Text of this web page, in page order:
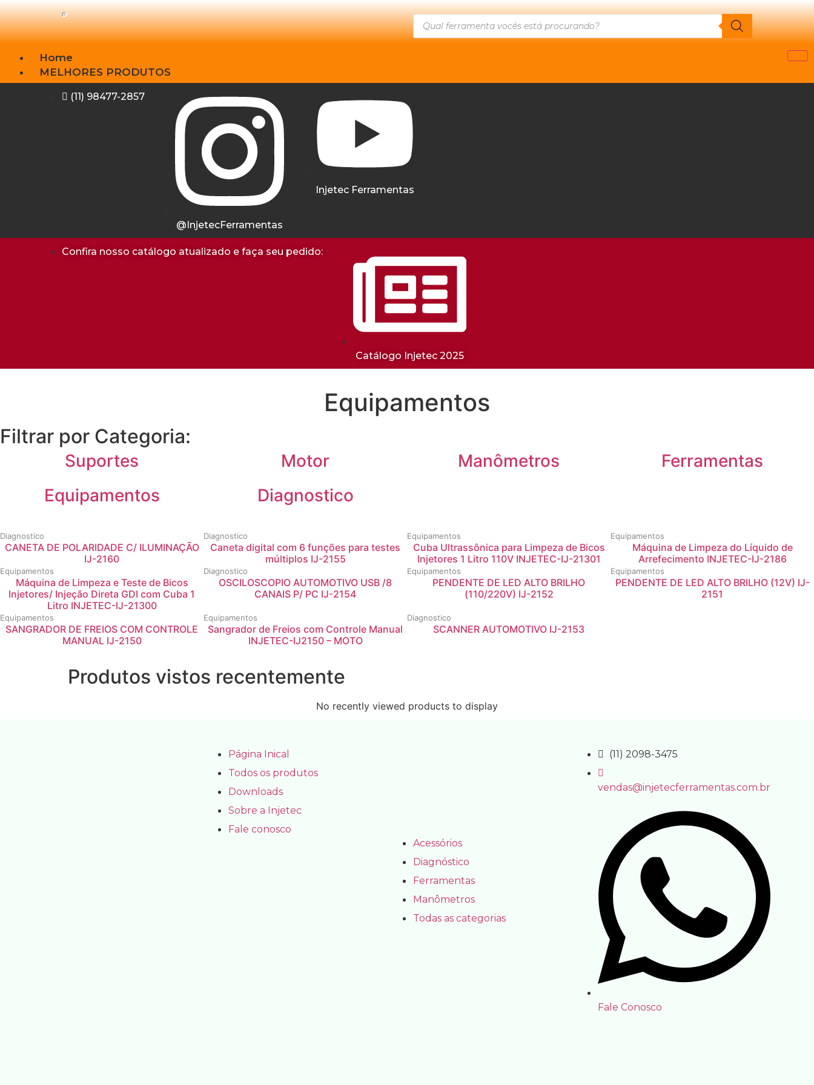
Home
MELHORES PRODUTOS
Lançamentos
Motor(11) 98477-2857
@InjetecFerramentas
Injetec Ferramentas
Confira nosso catálogo atualizado e faça seu pedido:
Catálogo Injetec 2025
Equipamentos
Filtrar por Categoria:
Suportes Motor Manômetros
Ferramentas
Equipamentos
Diagnostico
Diagnostico
CANETA DE POLARIDADE C/ ILUMINAÇÃO
IJ-2160
Diagnostico
Caneta digital com 6 funções para testes
múltiplos IJ-2155
Equipamentos
Cuba Ultrassônica para Limpeza de Bicos
Injetores 1 Litro 110V INJETEC-IJ-21301
Equipamentos
Máquina de Limpeza do Líquido de
Arrefecimento INJETEC-IJ-2186
Equipamentos
Máquina de Limpeza e Teste de Bicos
Injetores/ Injeção Direta GDI com Cuba 1
Litro INJETEC-IJ-21300
Diagnostico
OSCILOSCOPIO AUTOMOTIVO USB /8
CANAIS P/ PC IJ-2154
Equipamentos
PENDENTE DE LED ALTO BRILHO
(110/220V) IJ-2152
Equipamentos
PENDENTE DE LED ALTO BRILHO (12V) IJ-
2151
Equipamentos
SANGRADOR DE FREIOS COM CONTROLE
MANUAL IJ-2150
Equipamentos
Sangrador de Freios com Controle Manual
INJETEC-IJ2150 – MOTO
Diagnostico
SCANNER AUTOMOTIVO IJ-2153
Produtos vistos recentemente
No recently viewed products to display
Página Inical
Todos os produtos
Downloads
Sobre a Injetec
Fale conosco
Acessórios
Diagnóstico
Ferramentas
Manômetros
Todas as categorias
(11) 2098-3475
vendas@injetecferramentas.com.br
Fale Conosco